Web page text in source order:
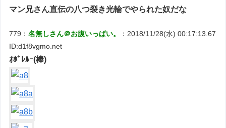
マン兄さん直伝の八つ裂き光輪でやられた奴だな
779：名無しさん＠お腹いっぱい。
：2018/11/28(水) 00:17:13.67
ID:d1f8vgmo.net
ｵﾎﾞﾚﾙｰ(棒)